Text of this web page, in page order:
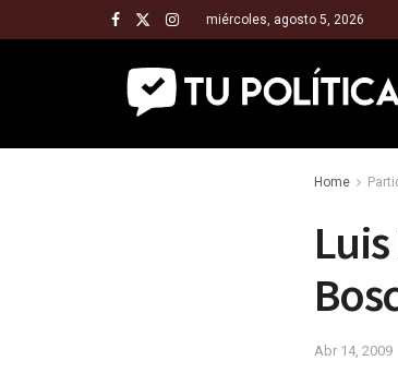
miércoles, agosto 5, 2026
Home
Abr 14, 2009